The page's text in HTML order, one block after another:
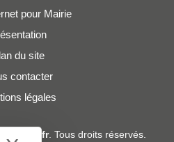
pour Mairie
du site
contacter
légales
Mairies.fr. Tous droits réservés.